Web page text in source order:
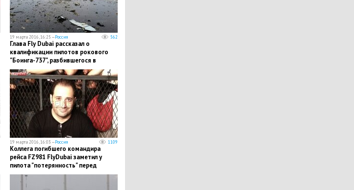
19 марта 2016, 16:25 —Россия 562
Глава Fly Dubai рассказал о
квалификации пилотов рокового
"Боинга-737", разбившегося в
Ростове
19 марта 2016, 16:03 —Россия 1109
Коллега погибшего командира
рейса FZ981 FlyDubai заметил у
пилота "потерянность" перед
вылетом